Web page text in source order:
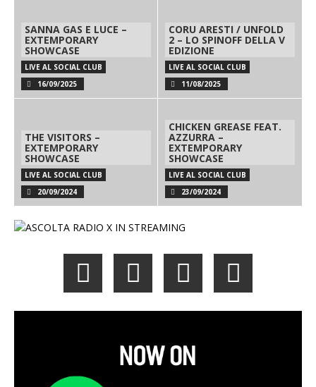
SANNA GAS E LUCE –
EXTEMPORARY
SHOWCASE
LIVE AL SOCIAL CLUB
16/09/2025
CORU ARESTI / UNFOLD
2 – LO SPINOFF DELLA V
EDIZIONE
LIVE AL SOCIAL CLUB
11/08/2025
THE VISITORS –
EXTEMPORARY
SHOWCASE
LIVE AL SOCIAL CLUB
20/09/2024
CHICKEN GREASE FEAT.
AZZURRA –
EXTEMPORARY
SHOWCASE
LIVE AL SOCIAL CLUB
23/09/2024